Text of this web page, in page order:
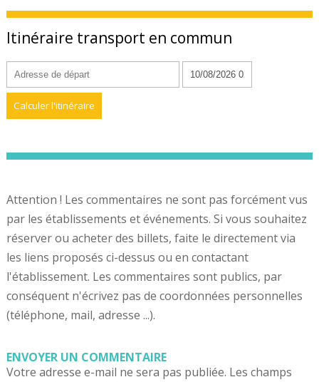
Itinéraire transport en commun
Attention ! Les commentaires ne sont pas forcément vus
par les établissements et événements. Si vous souhaitez
réserver ou acheter des billets, faite le directement via
les liens proposés ci-dessus ou en contactant
l'établissement. Les commentaires sont publics, par
conséquent n'écrivez pas de coordonnées personnelles
(téléphone, mail, adresse ...).
ENVOYER UN COMMENTAIRE
Votre adresse e-mail ne sera pas publiée. Les champs